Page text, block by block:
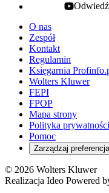
youtube -
O nas
Zespół
Kontakt
Regulamin
Księgarnia
Wolters Kluwer
FEPI
FPOP
Mapa strony
Polityka prywatności
Pomoc
Zarządzaj
© 2026 Wolters Kluwer
Realizacja Ideo Powered